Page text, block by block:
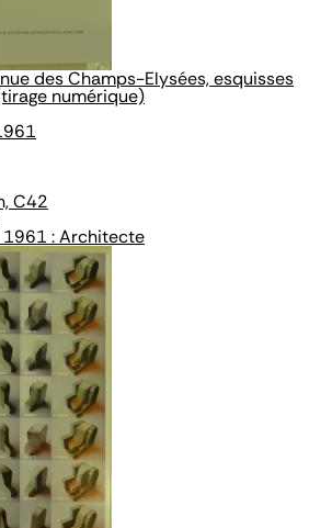
des Champs-Elysées, esquisses
numérique)
C42
: Architecte